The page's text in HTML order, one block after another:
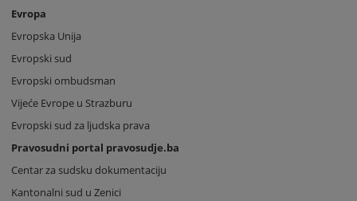
Evropa
Evropska Unija
Evropski sud
Evropski ombudsman
Vijeće Evrope u Strazburu
Evropski sud za ljudska prava
Pravosudni portal pravosudje.ba
Centar za sudsku dokumentaciju
Kantonalni sud u Zenici